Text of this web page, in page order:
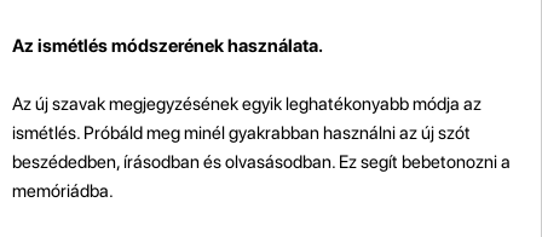
Az ismétlés módszerének használata.
Az új szavak megjegyzésének egyik leghatékonyabb módja az
ismétlés. Próbáld meg minél gyakrabban használni az új szót
beszédedben, írásodban és olvasásodban. Ez segít bebetonozni a
memóriádba.